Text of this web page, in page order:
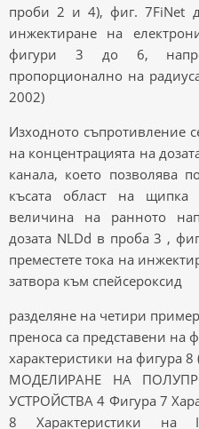
проби 2 и 4), фиг. 7FiNet
инжектиране на
фигури 3 до 6,
пропорционално на
2002)
Изходното съпротивление
на концентрацията на
канала, което позволява
късата област на
величина на ранното
дозата NLDd в проба 3 ,
преместете тока на
затвора към спейсероксид
разделяне на четири
преноса са представени на
характеристики на фигура 8
МОДЕЛИРАНЕ НА
УСТРОЙСТВА 4 Фигура 7
8 Характеристики на